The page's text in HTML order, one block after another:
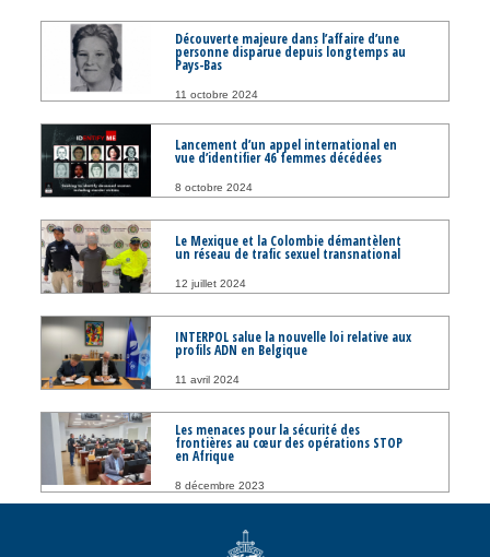
Découverte majeure dans l’affaire d’une
personne disparue depuis longtemps au
Pays-Bas
11 octobre 2024
Lancement d’un appel international en
vue d’identifier 46 femmes décédées
8 octobre 2024
Le Mexique et la Colombie démantèlent
un réseau de trafic sexuel transnational
12 juillet 2024
INTERPOL salue la nouvelle loi relative aux
profils ADN en Belgique
11 avril 2024
Les menaces pour la sécurité des
frontières au cœur des opérations STOP
en Afrique
8 décembre 2023